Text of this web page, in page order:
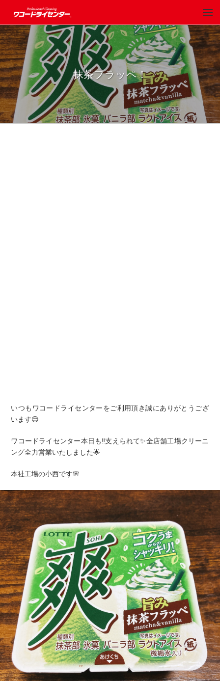
抹茶フラッペ！
いつもワコードライセンターをご利用頂き誠にありがとうござ
います😊
ワコードライセンター本日も‼️支えられて✨全店舗工場クリーニ
ング全力営業いたしました🌟
本社工場の小西です🌸